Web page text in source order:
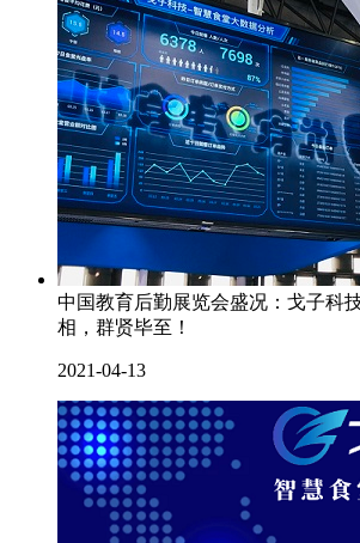
中国教育后勤展览会盛况：戈子科
相，群贤毕至！
2021-04-13